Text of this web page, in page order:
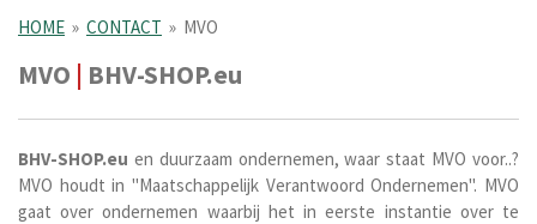
HOME » CONTACT » MVO
MVO BHV-SHOP.eu
BHV-SHOP.eu en duurzaam ondernemen, waar staat MVO voor..?
MVO houdt in "Maatschappelijk Verantwoord Ondernemen". MVO
gaat over ondernemen waarbij het in eerste instantie over te